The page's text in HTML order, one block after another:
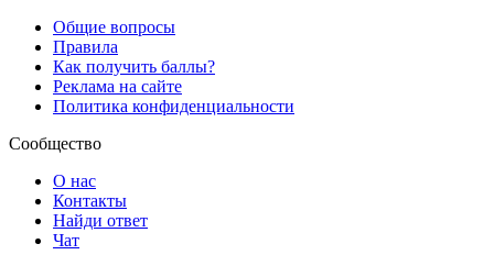
Общие вопросы
Правила
Как получить баллы?
Реклама на сайте
Политика конфиденциальности
Сообщество
О нас
Контакты
Найди ответ
Чат